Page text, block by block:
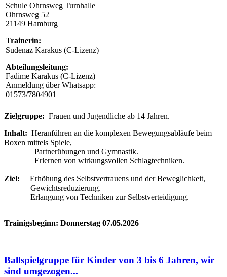
Schule Ohrnsweg Turnhalle
Ohrnsweg 52
21149 Hamburg
Trainerin:
Sudenaz Karakus (C-Lizenz)
Abteilungsleitung:
Fadime Karakus (C-Lizenz)
Anmeldung über Whatsapp:
01573/7804901
Zielgruppe: Frauen und Jugendliche ab 14 Jahren.
Inhalt: Heranführen an die komplexen Bewegungsabläufe beim
Boxen mittels Spiele,
Partnerübungen und Gymnastik.
Erlernen von wirkungsvollen Schlagtechniken.
Ziel: Erhöhung des Selbstvertrauens und der Beweglichkeit,
Gewichtsreduzierung.
Erlangung von Techniken zur Selbstverteidigung.
Trainigsbeginn: Donnerstag 07.05.2026
Ballspielgruppe für Kinder von 3 bis 6 Jahren, wir
sind umgezogen...